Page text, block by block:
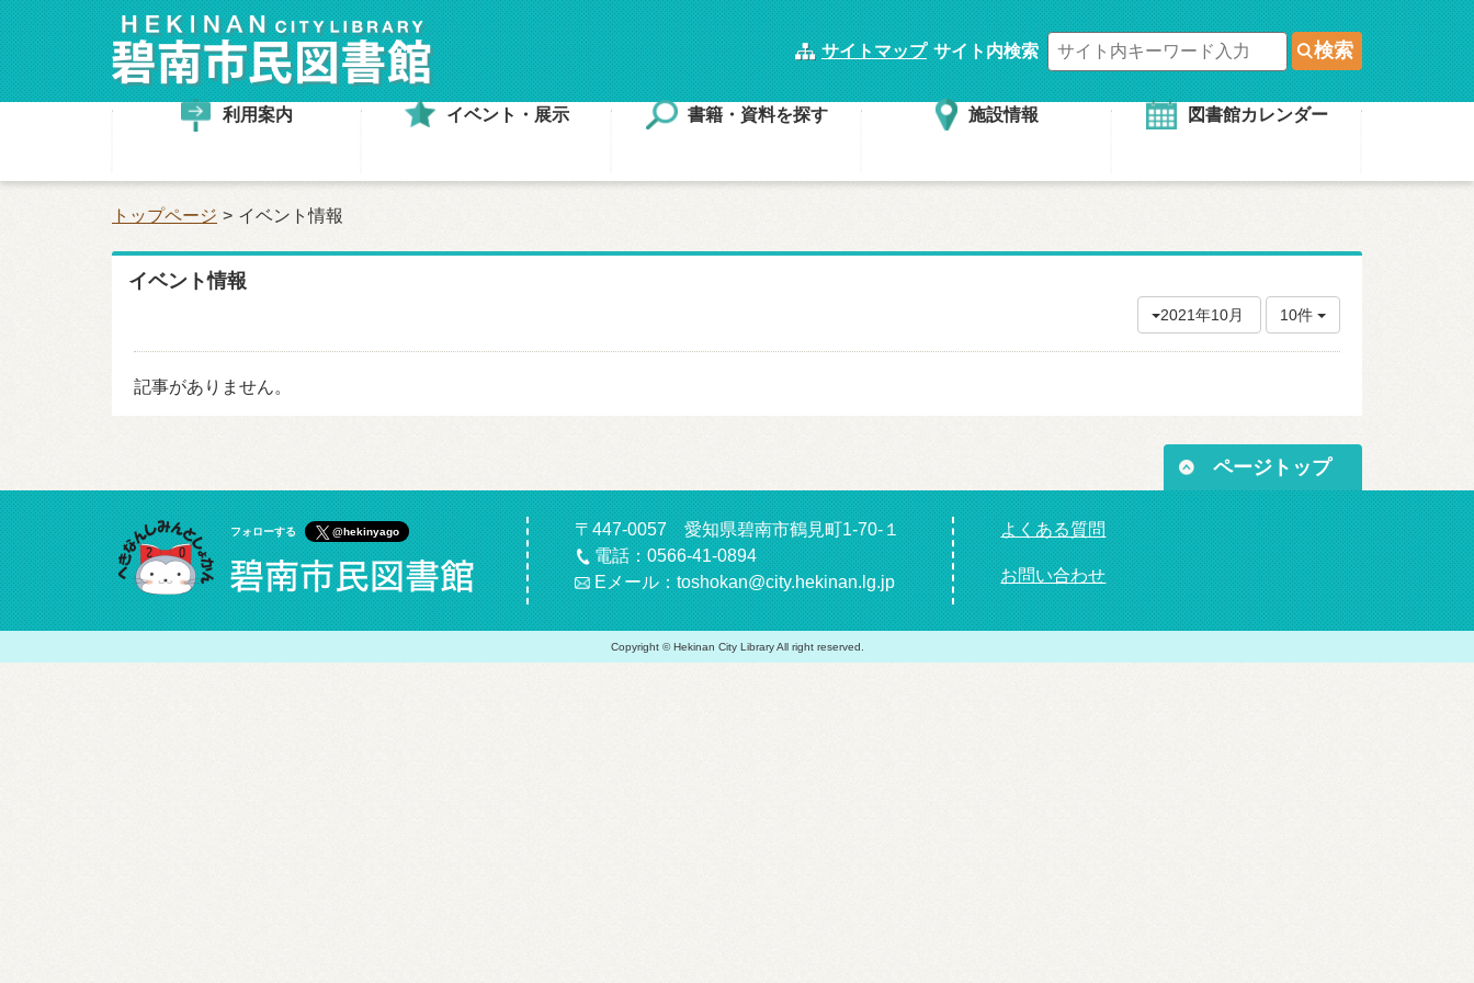
サイトマップ サイト内検索 検索
利用案内 イベント・展示 書籍・資料を探す 施設情報 図書館カレンダー
トップページ イベント情報
イベント情報
2021年10月 10件
記事がありません。
ページトップ
フォローする @hekinyago
〒447-0057 愛知県碧南市鶴見町1-70-１
電話：0566-41-0894
Eメール：toshokan@city.hekinan.lg.jp
よくある質問
お問い合わせ
Copyright © Hekinan City Library All right reserved.